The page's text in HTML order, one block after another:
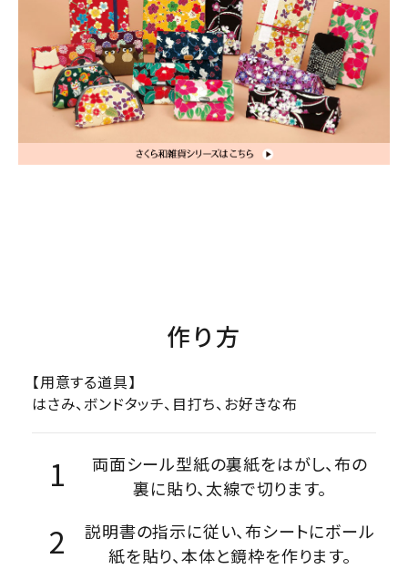
作り方
【用意する道具】
はさみ、ボンドタッチ、目打ち、お好きな布
両面シール型紙の裏紙をはがし、布の
裏に貼り、太線で切ります。
説明書の指示に従い、布シートにボール
紙を貼り、本体と鏡枠を作ります。